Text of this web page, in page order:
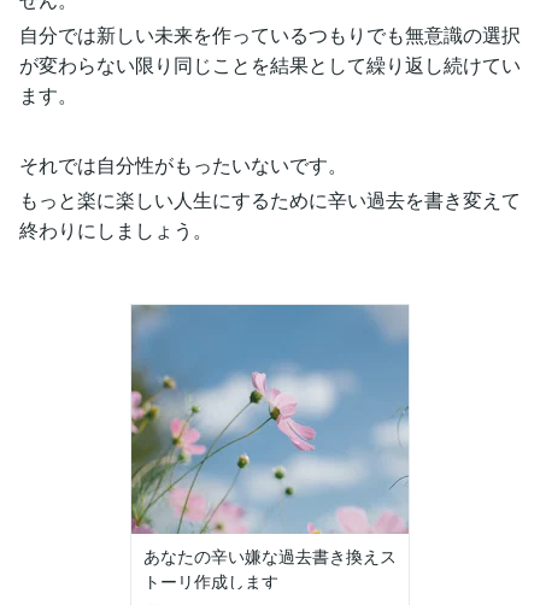
自分では新しい未来を作っているつもりでも無意識の選択
が変わらない限り同じことを結果として繰り返し続けてい
ます。
それでは自分性がもったいないです。
もっと楽に楽しい人生にするために辛い過去を書き変えて
終わりにしましょう。
あなたの辛い嫌な過去書き換えス
トーリ作成します